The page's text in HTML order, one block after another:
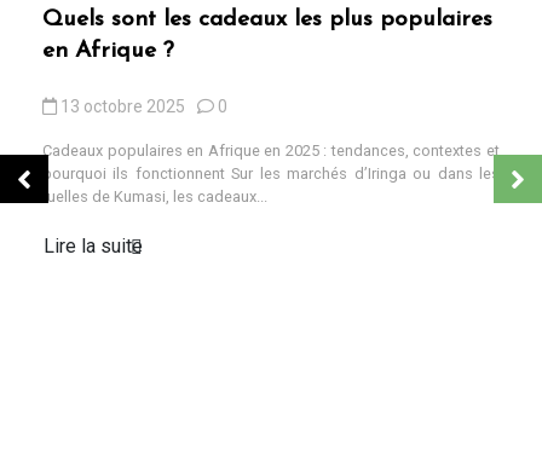
Quels sont les cadeaux les plus populaires
en Afrique ?
13 octobre 2025 0
Cadeaux populaires en Afrique en 2025 : tendances, contextes et
pourquoi ils fonctionnent Sur les marchés d’Iringa ou dans les
ruelles de Kumasi, les cadeaux...
Lire la suite